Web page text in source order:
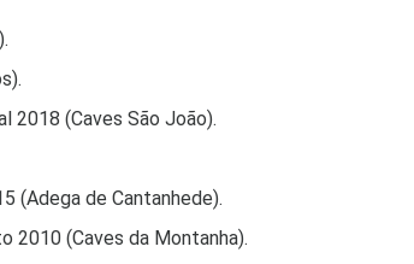
2018 (Caves São João).
(Adega de Cantanhede).
2010 (Caves da Montanha).